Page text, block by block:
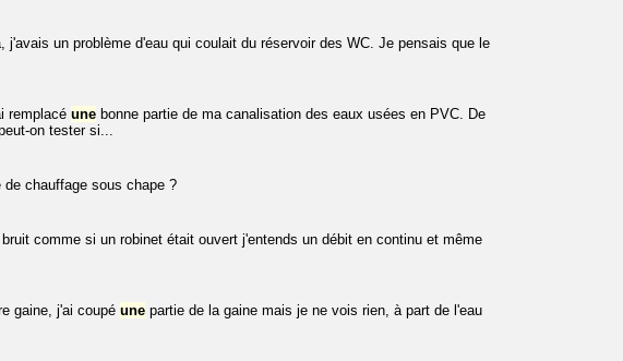
un problème d'eau qui coulait du réservoir des WC. Je pensais que le
remplacé une bonne partie de ma canalisation des eaux usées en PVC. De
on tester si...
de chauffage sous chape ?
comme si un robinet était ouvert j'entends un débit en continu et même
gaine, j'ai coupé une partie de la gaine mais je ne vois rien, à part de l'eau